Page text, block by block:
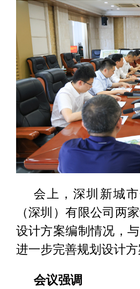
会上，深圳新城
（深圳）有限公司两
设计方案编制情况，
进一步完善规划设计
会议强调